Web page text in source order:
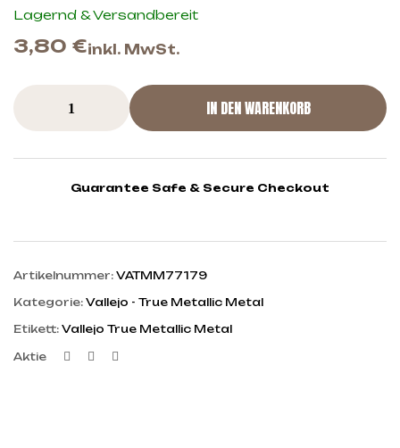
Lagernd & Versandbereit
3,80 €inkl. MwSt.
IN DEN WARENKORB
Guarantee Safe & Secure Checkout
Artikelnummer: VATMM77179
Kategorie: Vallejo - True Metallic Metal
Etikett: Vallejo True Metallic Metal
Aktie Facebook
Twitter